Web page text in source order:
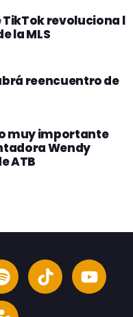
TikTok revoluciona l
la MLS
reencuentro de
muy importante
Wendy
ATB